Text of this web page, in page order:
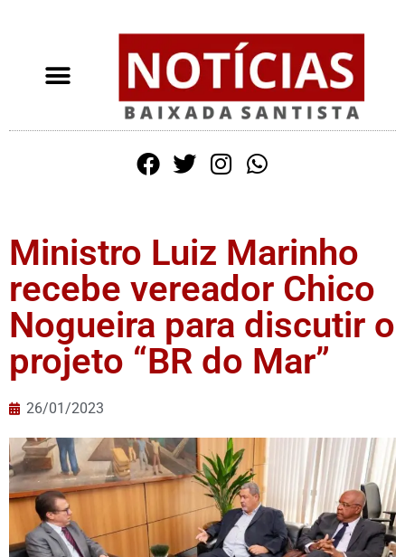
Ministro Luiz Marinho
recebe vereador Chico
Nogueira para discutir o
projeto “BR do Mar”
26/01/2023